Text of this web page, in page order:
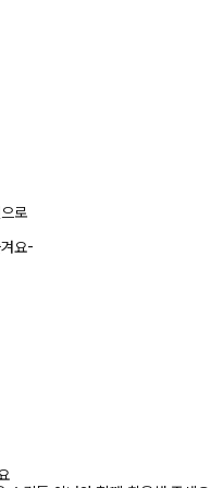
로
요-